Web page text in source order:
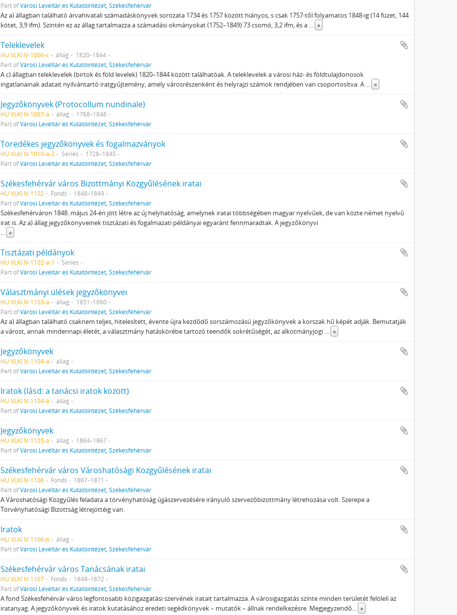
Part ofVárosi Levéltár és Kutatóintézet, Székesfehérvár
Az a) állagban található árvahivatali számadáskönyvek sorozata 1734 és 1757 között hiányos, s csak 1757-től folyamatos 1848-ig (14 füzet, 144
kötet, 3,9 ifm). Szintén ez az állag tartalmazza a számadási okmányokat (1752–1849) 73 csomó, 3,2 ifm, és a ... »
Teleklevelek
HU VLKI IV-1006-c állag
1820–1844
Part ofVárosi Levéltár és Kutatóintézet, Székesfehérvár
A c) állagban teleklevelek (birtok és föld levelek) 1820–1844 között találhatóak. A teleklevelek a városi ház- és földtulajdonosok
ingatlanainak adatait nyilvántartó iratgyűjtemény, amely városrészenként és helyrajzi számok rendjében van csoportosítva. A ... »
Jegyzőkönyvek (Protocollum nundinale)
HU VLKI IV-1007-a állag
1768–1848
Part ofVárosi Levéltár és Kutatóintézet, Székesfehérvár
Töredékes jegyzőkönyvek és fogalmazványok
HU VLKI IV-1010-a-2 Series
1728–1845
Part ofVárosi Levéltár és Kutatóintézet, Székesfehérvár
Székesfehérvár város Bizottmányi Közgyűlésének iratai
HU VLKI IV-1102 Fonds
1848–1849
Part ofVárosi Levéltár és Kutatóintézet, Székesfehérvár
Székesfehérváron 1848. május 24-én jött létre az új helyhatóság, amelynek iratai többségében magyar nyelvűek, de van közte német nyelvű
irat is. Az a) állag jegyzőkönyveinek tisztázati és fogalmazati példányai egyaránt fennmaradtak. A jegyzőkönyvi
... »
Tisztázati példányok
HU VLKI IV-1102-a-1
Series
Part ofVárosi Levéltár és Kutatóintézet, Székesfehérvár
Választmányi ülések jegyzőkönyvei
HU VLKI IV-1103-a állag
1851–1860
Part ofVárosi Levéltár és Kutatóintézet, Székesfehérvár
Az a) állagban található csaknem teljes, hitelesített, évente újra kezdődő sorszámozású jegyzőkönyvek a korszak hű képét adják. Bemutatják
a várost, annak mindennapi életét, a választmány hatáskörébe tartozó teendők sokrétűségét, az alkotmányjogi ... »
Jegyzőkönyvek
HU VLKI IV-1104-a
állag
Part ofVárosi Levéltár és Kutatóintézet, Székesfehérvár
Iratok (lásd: a tanácsi iratok között)
HU VLKI IV-1104-b
állag
Part ofVárosi Levéltár és Kutatóintézet, Székesfehérvár
Jegyzőkönyvek
HU VLKI IV-1105-a állag
1864–1867
Part ofVárosi Levéltár és Kutatóintézet, Székesfehérvár
Székesfehérvár város Városhatósági Közgyűlésének iratai
HU VLKI IV-1106 Fonds
1867–1871
Part ofVárosi Levéltár és Kutatóintézet, Székesfehérvár
A Városhatósági Közgyűlés feladata a törvényhatóság újjászervezésére irányuló szervezőbizottmány létrehozása volt. Szerepe a
Törvényhatósági Bizottság létrejöttéig van.
Iratok
HU VLKI IV-1106-b
állag
Part ofVárosi Levéltár és Kutatóintézet, Székesfehérvár
Székesfehérvár város Tanácsának iratai
HU VLKI IV-1107 Fonds
1849–1872
Part ofVárosi Levéltár és Kutatóintézet, Székesfehérvár
A fond Székesfehérvár város legfontosabb közigazgatási szervének iratait tartalmazza. A városigazgatás szinte minden területét felöleli az
iratanyag. A jegyzőkönyvek és iratok kutatásához eredeti segédkönyvek – mutatók – állnak rendelkezésre. Megjegyzendő... »